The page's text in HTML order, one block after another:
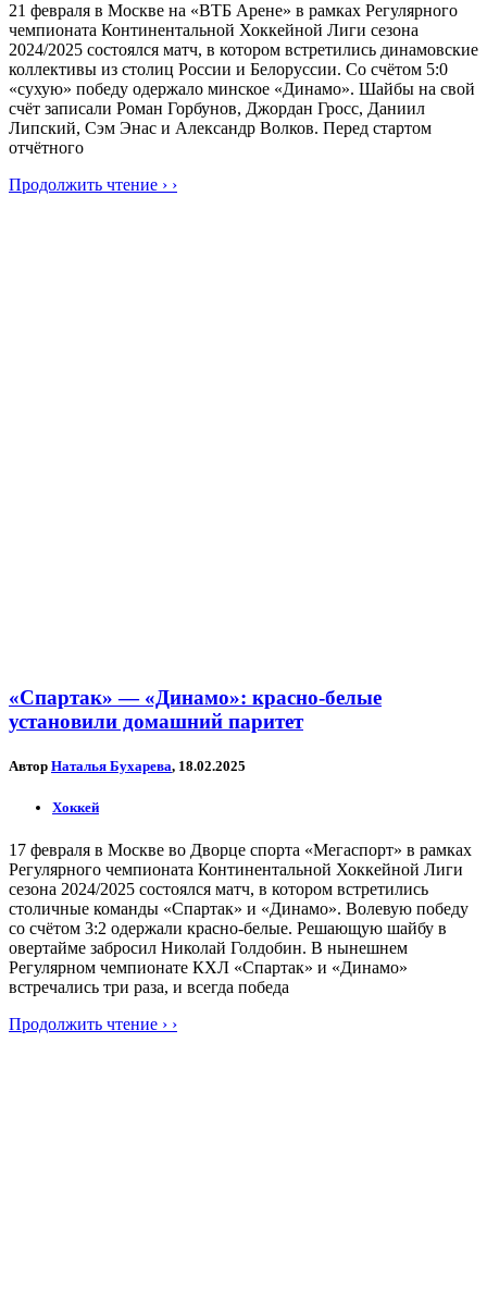
21 февраля в Москве на «ВТБ Арене» в рамках Регулярного
чемпионата Континентальной Хоккейной Лиги сезона
2024/2025 состоялся матч, в котором встретились динамовские
коллективы из столиц России и Белоруссии. Со счётом 5:0
«сухую» победу одержало минское «Динамо». Шайбы на свой
счёт записали Роман Горбунов, Джордан Гросс, Даниил
Липский, Сэм Энас и Александр Волков. Перед стартом
отчётного
Продолжить чтение › ›
«Спартак» — «Динамо»: красно-белые
установили домашний паритет
Автор Наталья Бухарева, 18.02.2025
Хоккей
17 февраля в Москве во Дворце спорта «Мегаспорт» в рамках
Регулярного чемпионата Континентальной Хоккейной Лиги
сезона 2024/2025 состоялся матч, в котором встретились
столичные команды «Спартак» и «Динамо». Волевую победу
со счётом 3:2 одержали красно-белые. Решающую шайбу в
овертайме забросил Николай Голдобин. В нынешнем
Регулярном чемпионате КХЛ «Спартак» и «Динамо»
встречались три раза, и всегда победа
Продолжить чтение › ›